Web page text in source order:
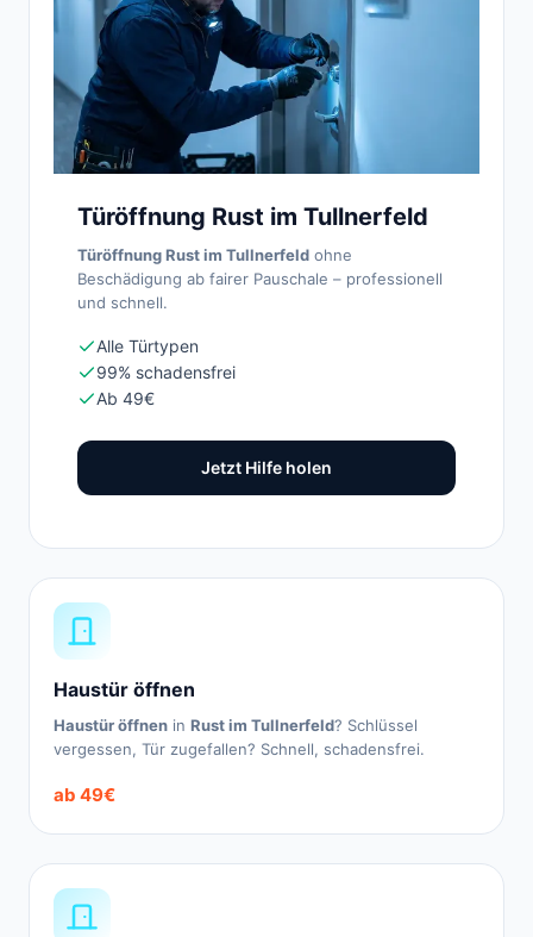
Türöffnung Rust im Tullnerfeld
Türöffnung Rust im Tullnerfeld ohne
Beschädigung ab fairer Pauschale – professionell
und schnell.
Alle Türtypen
99% schadensfrei
Ab 49€
Jetzt Hilfe holen
Haustür öffnen
Haustür öffnen in Rust im Tullnerfeld? Schlüssel
vergessen, Tür zugefallen? Schnell, schadensfrei.
ab 49€